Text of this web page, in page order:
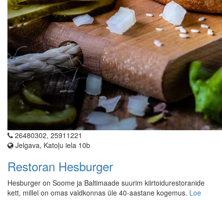
26480302, 25911221
Jelgava, Katoļu iela 10b
Restoran Hesburger
Hesburger on Soome ja Baltimaade suurim kiirtoidurestoranide
kett, millel on omas valdkonnas üle 40-aastane kogemus. Loe